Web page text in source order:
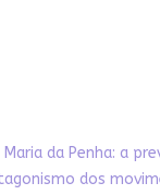
da Penha: a
dos